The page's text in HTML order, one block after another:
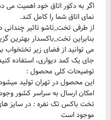
اگر به دکور اتاق خود اهمیت می
از طرفی تخت_تاشو تاثیر چندانی
بنابراین تخت_باکسدار بهترین
می توانید از فضای زیر تختخواب